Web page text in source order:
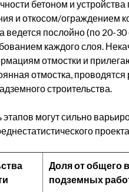
бетоном и
и откосом/ограждением
ведется послойно (по 20-
каждого слоя.
отмостки и
отмостка,
строительства.
этапов могут сильно
Доля от общего
подземных